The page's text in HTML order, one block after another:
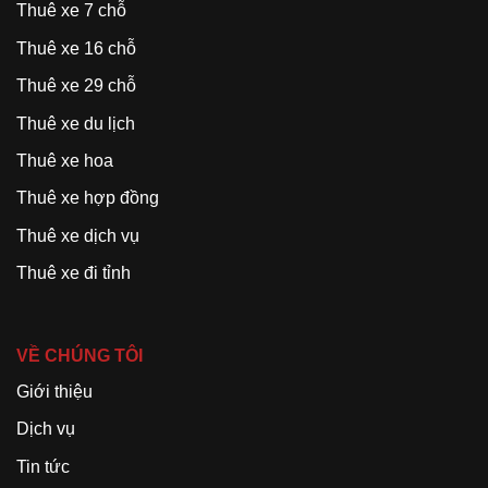
Thuê xe 7 chỗ
Thuê xe 16 chỗ
Thuê xe 29 chỗ
Thuê xe du lịch
Thuê xe hoa
Thuê xe hợp đồng
Thuê xe dịch vụ
Thuê xe đi tỉnh
VỀ CHÚNG TÔI
Giới thiệu
Dịch vụ
Tin tức